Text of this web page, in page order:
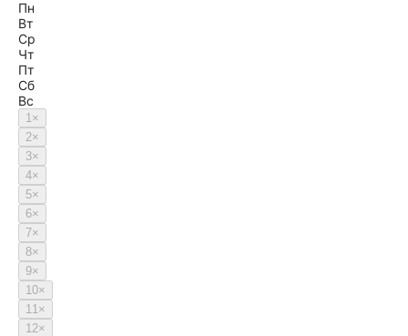
Пн
Вт
Ср
Чт
Пт
Сб
Вс
1×
2×
3×
4×
5×
6×
7×
8×
9×
10×
11×
12×